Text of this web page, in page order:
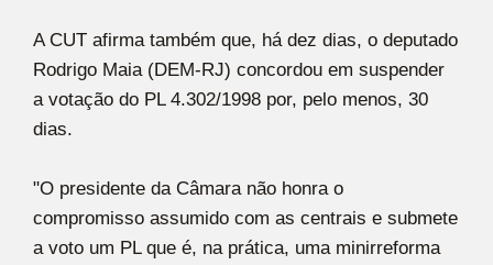
A CUT afirma também que, há dez dias, o deputado
Rodrigo Maia (DEM-RJ) concordou em suspender
a votação do PL 4.302/1998 por, pelo menos, 30
dias.
"O presidente da Câmara não honra o
compromisso assumido com as centrais e submete
a voto um PL que é, na prática, uma minirreforma